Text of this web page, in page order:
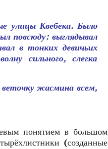
улицы Квебека. Было
повсюду: выглядывал
в тонких девичьих
сильного, слегка
жасмина всем,
понятием в большом
(созданные